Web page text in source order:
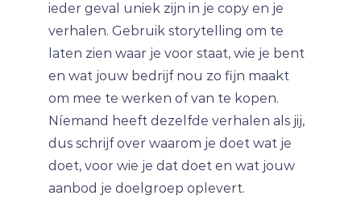
ieder geval uniek zijn in je copy en je
verhalen. Gebruik storytelling om te
laten zien waar je voor staat, wie je bent
en wat jouw bedrijf nou zo fijn maakt
om mee te werken of van te kopen.
Níemand heeft dezelfde verhalen als jij,
dus schrijf over waarom je doet wat je
doet, voor wie je dat doet en wat jouw
aanbod je doelgroep oplevert.